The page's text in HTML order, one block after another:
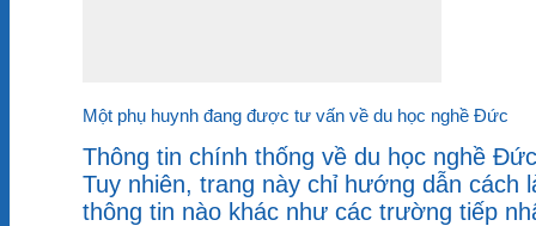
Một phụ huynh đang được tư vấn về du học nghề Đức
Thông tin chính thống về du học nghề
Tuy nhiên, trang này chỉ hướng dẫn
thông tin nào khác như các trường tiếp